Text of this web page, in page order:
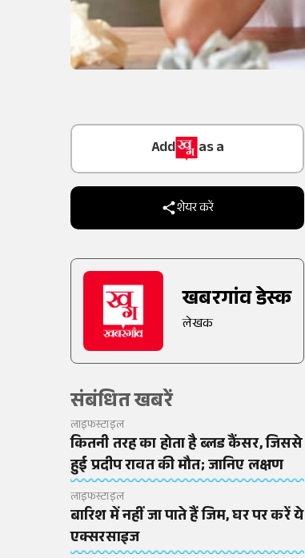
Trusted Source on
शेयर करें
खबरगांव डेस्क
लेखक
संबंधित खबरें
लाइफस्टाइल
कितनी तरह का होता है ब्लड कैंसर, जिससे
हुई प्रदीप रावत की मौत; जानिए लक्षण
लाइफस्टाइल
बारिश में नहीं जा पाते हैं जिम, घर पर करें ये
एक्सरसाइज